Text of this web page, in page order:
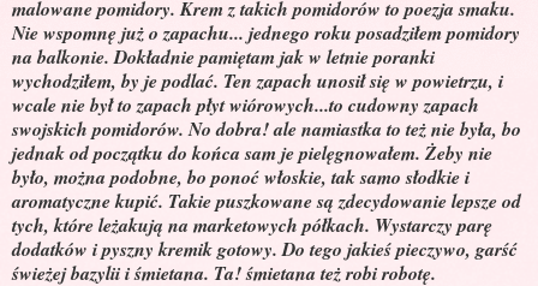
malowane pomidory. Krem z takich pomidorów to poezja smaku.
Nie wspomnę już o zapachu... jednego roku posadziłem pomidory
na balkonie. Dokładnie pamiętam jak w letnie poranki
wychodziłem, by je podlać. Ten zapach unosił się w powietrzu, i
wcale nie był to zapach płyt wiórowych...to cudowny zapach
swojskich pomidorów. No dobra! ale namiastka to też nie była, bo
jednak od początku do końca sam je pielęgnowałem. Żeby nie
było, można podobne, bo ponoć włoskie, tak samo słodkie i
aromatyczne kupić. Takie puszkowane są zdecydowanie lepsze od
tych, które leżakują na marketowych półkach. Wystarczy parę
dodatków i pyszny kremik gotowy. Do tego jakieś pieczywo, garść
świeżej bazylii i śmietana. Ta! śmietana też robi robotę.